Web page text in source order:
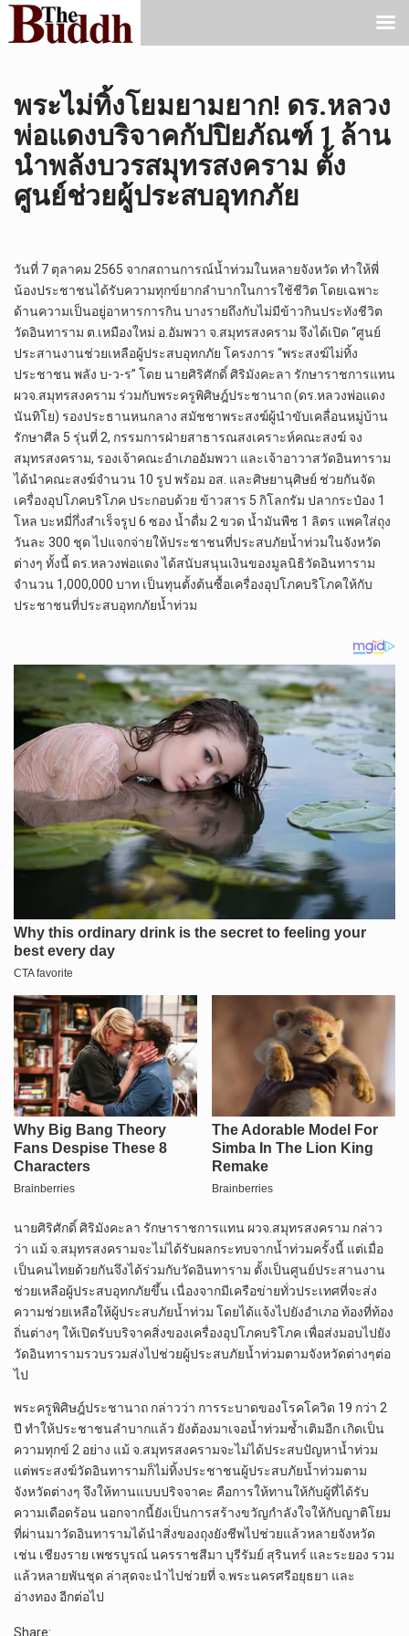
พระไม่ทิ้งโยมยามยาก! ดร.หลวง
พ่อแดงบริจาคกัปปิยภัณฑ์ 1 ล้าน
นำพลังบวรสมุทรสงคราม ตั้ง
ศูนย์ช่วยผู้ประสบอุทกภัย
วันที่ 7 ตุลาคม 2565 จากสถานการณ์น้ำท่วมในหลายจังหวัด ทำให้พี่
น้องประชาชนได้รับความทุกข์ยากลำบากในการใช้ชีวิต โดยเฉพาะ
ด้านความเป็นอยู่อาหารการกิน บางรายถึงกับไม่มีข้าวกินประทังชีวิต
วัดอินทาราม ต.เหมืองใหม่ อ.อัมพวา จ.สมุทรสงคราม จึงได้เปิด “ศูนย์
ประสานงานช่วยเหลือผู้ประสบอุทกภัย โครงการ “พระสงฆ์ไม่ทิ้ง
ประชาชน พลัง บ-ว-ร” โดย นายศิริศักดิ์ ศิริมังคะลา รักษาราชการแทน
ผวจ.สมุทรสงคราม ร่วมกับพระครูพิศิษฎ์ประชานาถ (ดร.หลวงพ่อแดง
นันทิโย) รองประธานหนกลาง สมัชชาพระสงฆ์ผู้นำขับเคลื่อนหมู่บ้าน
รักษาศีล 5 รุ่นที่ 2, กรรมการฝ่ายสาธารณสงเคราะห์คณะสงฆ์ จง
สมุทรสงคราม, รองเจ้าคณะอำเภออัมพวา และเจ้าอาวาสวัดอินทาราม
ได้นำคณะสงฆ์จำนวน 10 รูป พร้อม อส. และศิษยานุศิษย์ ช่วยกันจัด
เครื่องอุปโภคบริโภค ประกอบด้วย ข้าวสาร 5 กิโลกรัม ปลากระป๋อง 1
โหล บะหมี่กึ่งสำเร็จรูป 6 ซอง น้ำดื่ม 2 ขวด น้ำมันพืช 1 ลิตร แพคใส่ถุง
วันละ 300 ชุด ไปแจกจ่ายให้ประชาชนที่ประสบภัยน้ำท่วมในจังหวัด
ต่างๆ ทั้งนี้ ดร.หลวงพ่อแดง ได้สนับสนุนเงินของมูลนิธิวัดอินทาราม
จำนวน 1,000,000 บาท เป็นทุนตั้งต้นซื้อเครื่องอุปโภคบริโภคให้กับ
ประชาชนที่ประสบอุทกภัยน้ำท่วม
นายศิริศักดิ์ ศิริมังคะลา รักษาราชการแทน ผวจ.สมุทรสงคราม กล่าว
ว่า แม้ จ.สมุทรสงครามจะไม่ได้รับผลกระทบจากน้ำท่วมครั้งนี้ แต่เมื่อ
เป็นคนไทยด้วยกันจึงได้ร่วมกับวัดอินทาราม ตั้งเป็นศูนย์ประสานงาน
ช่วยเหลือผู้ประสบอุทกภัยขึ้น เนื่องจากมีเครือข่ายทั่วประเทศที่จะส่ง
ความช่วยเหลือให้ผู้ประสบภัยน้ำท่วม โดยได้แจ้งไปยังอำเภอ ท้องที่ท้อง
ถิ่นต่างๆ ให้เปิดรับบริจาคสิ่งของเครื่องอุปโภคบริโภค เพื่อส่งมอบไปยัง
วัดอินทารามรวบรวมส่งไปช่วยผู้ประสบภัยน้ำท่วมตามจังหวัดต่างๆต่อ
ไป
พระครูพิศิษฎ์ประชานาถ กล่าวว่า การระบาดของโรคโควิด 19 กว่า 2
ปี ทำให้ประชาชนลำบากแล้ว ยังต้องมาเจอน้ำท่วมซ้ำเติมอีก เกิดเป็น
ความทุกข์ 2 อย่าง แม้ จ.สมุทรสงครามจะไม่ได้ประสบปัญหาน้ำท่วม
แต่พระสงฆ์วัดอินทารามก็ไม่ทิ้งประชาชนผู้ประสบภัยน้ำท่วมตาม
จังหวัดต่างๆ จึงให้ทานแบบปริจจาคะ คือการให้ทานให้กับผู้ที่ได้รับ
ความเดือดร้อน นอกจากนี้ยังเป็นการสร้างขวัญกำลังใจให้กับญาติโยม
ที่ผ่านมาวัดอินทารามได้นำสิ่งของถุงยังชีพไปช่วยแล้วหลายจังหวัด
เช่น เชียงราย เพชรบูรณ์ นครราชสีมา บุรีรัมย์ สุรินทร์ และระยอง รวม
แล้วหลายพันชุด ล่าสุดจะนำไปช่วยที่ จ.พระนครศรีอยุธยา และ
อ่างทอง อีกต่อไป
Share: